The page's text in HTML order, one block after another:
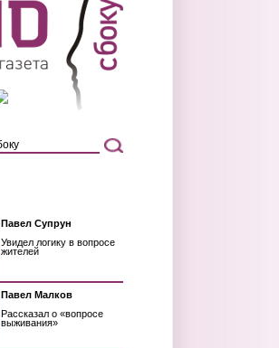
Павел Супрун
Увидел логику в вопросе
жителей
Павел Малков
Рассказал о «вопросе
выживания»